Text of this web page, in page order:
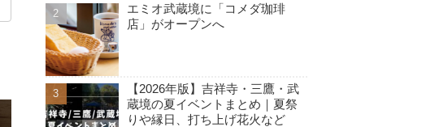
エミオ武蔵境に「コメダ珈琲
店」がオープンへ
【2026年版】吉祥寺・三鷹・武
蔵境の夏イベントまとめ｜夏祭
りや縁日、打ち上げ花火など